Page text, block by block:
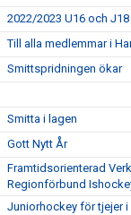
2022/2023 U16 och
Till alla medlemmar i
Smittspridningen ökar
Smitta i lagen
Gott Nytt År
Framtidsorienterad
Regionförbund
Juniorhockey för tjejer